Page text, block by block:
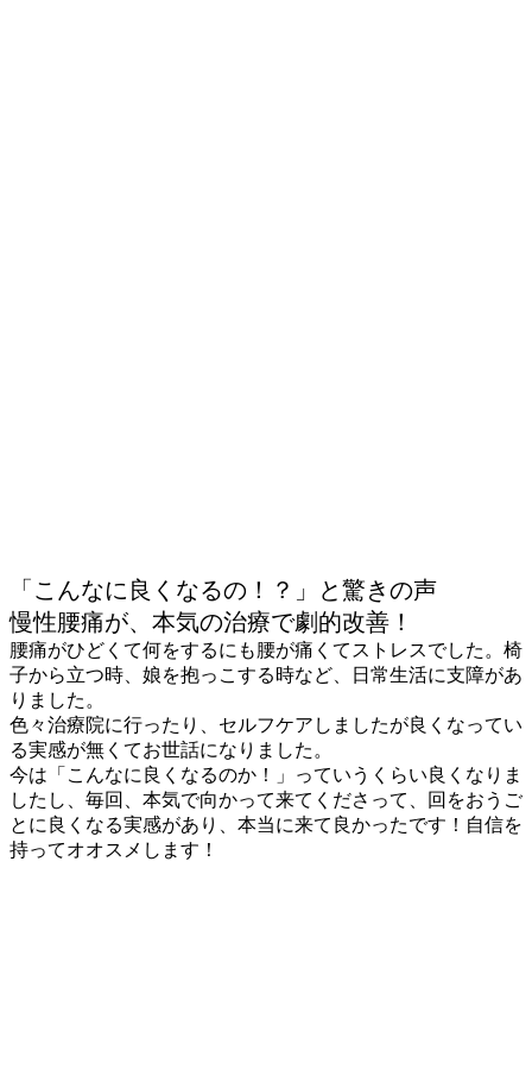
「こんなに良くなるの！？」と驚きの声
慢性腰痛が、本気の治療で劇的改善！
腰痛がひどくて何をするにも腰が痛くてストレスでした。椅
子から立つ時、娘を抱っこする時など、日常生活に支障があ
りました。
色々治療院に行ったり、セルフケアしましたが良くなってい
る実感が無くてお世話になりました。
今は「こんなに良くなるのか！」っていうくらい良くなりま
したし、毎回、本気で向かって来てくださって、回をおうご
とに良くなる実感があり、本当に来て良かったです！自信を
持ってオオスメします！